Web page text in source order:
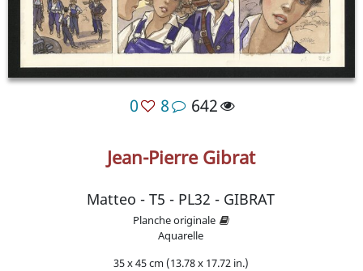
0 8 642
Jean-Pierre Gibrat
Matteo - T5 - PL32 - GIBRAT
Planche originale
Aquarelle
35 x 45 cm (13.78 x 17.72 in.)